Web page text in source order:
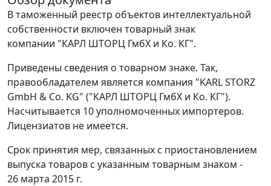
В таможенный реестр объектов интеллектуальной
собственности включен товарный знак
компании "КАРЛ ШТОРЦ ГмбХ и Ко. КГ".
Приведены сведения о товарном знаке. Так,
правообладателем является компания "KARL STORZ
GmbH & Co. KG" ("КАРЛ ШТОРЦ ГмбХ и Ко. КГ").
Насчитывается 10 уполномоченных импортеров.
Лицензиатов не имеется.
Срок принятия мер, связанных с приостановлением
выпуска товаров с указанным товарным знаком -
26 марта 2015 г.